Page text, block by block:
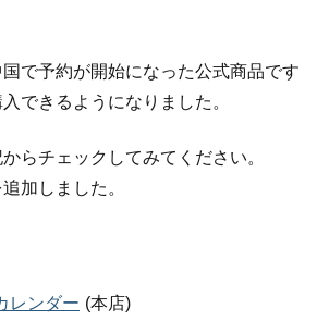
で予約が開始になった公式商品です
できるようになりました。
らチェックしてみてください。
加しました。
レンダー (本店)